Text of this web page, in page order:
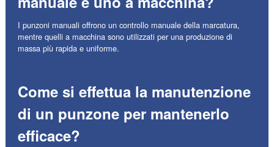
I punzoni manuali offrono un controllo manuale della marcatura,
mentre quelli a macchina sono utilizzati per una produzione di
massa più rapida e uniforme.
Come si effettua la manutenzione
di un punzone per mantenerlo
efficace?